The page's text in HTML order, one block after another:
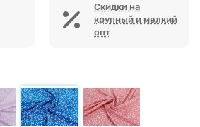
Скидки на
крупный и мелкий
опт